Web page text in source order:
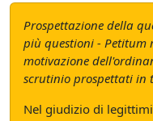
Prospettazione della
più questioni - Petitum
motivazione
scrutinio prospettati in
Nel giudizio di